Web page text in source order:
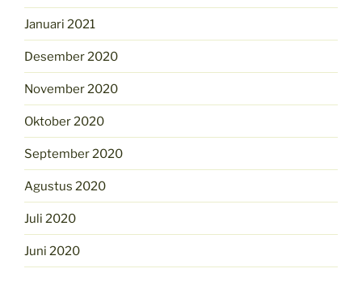
Januari 2021
Desember 2020
November 2020
Oktober 2020
September 2020
Agustus 2020
Juli 2020
Juni 2020